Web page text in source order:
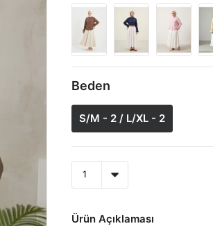
Beden
S/M - 2 / L/XL - 2
Ürün Açıklaması